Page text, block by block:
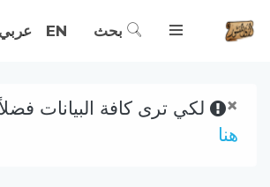
بحث EN عربي
× لكي ترى كافة البيانات
هنا